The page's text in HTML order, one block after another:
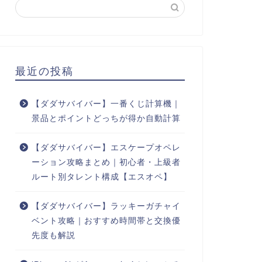
最近の投稿
【ダダサバイバー】一番くじ計算機｜
景品とポイントどっちが得か自動計算
【ダダサバイバー】エスケープオペレ
ーション攻略まとめ｜初心者・上級者
ルート別タレント構成【エスオペ】
【ダダサバイバー】ラッキーガチャイ
ベント攻略｜おすすめ時間帯と交換優
先度も解説